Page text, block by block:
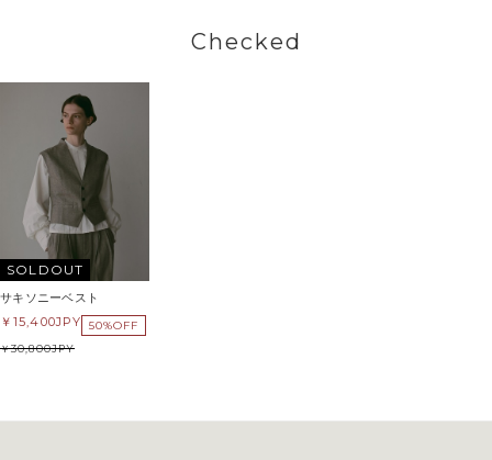
Checked
SOLDOUT
サキソニーベスト
15,400JPY 50%OFF
30,800JPY